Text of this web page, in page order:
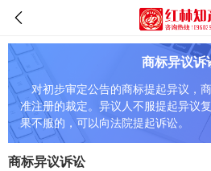
商标异议诉
对初步审定公告的商标提起异议，
准注册的裁定。异议人不服提起异议
果不服的，可以向法院提起诉讼。
商标异议诉讼